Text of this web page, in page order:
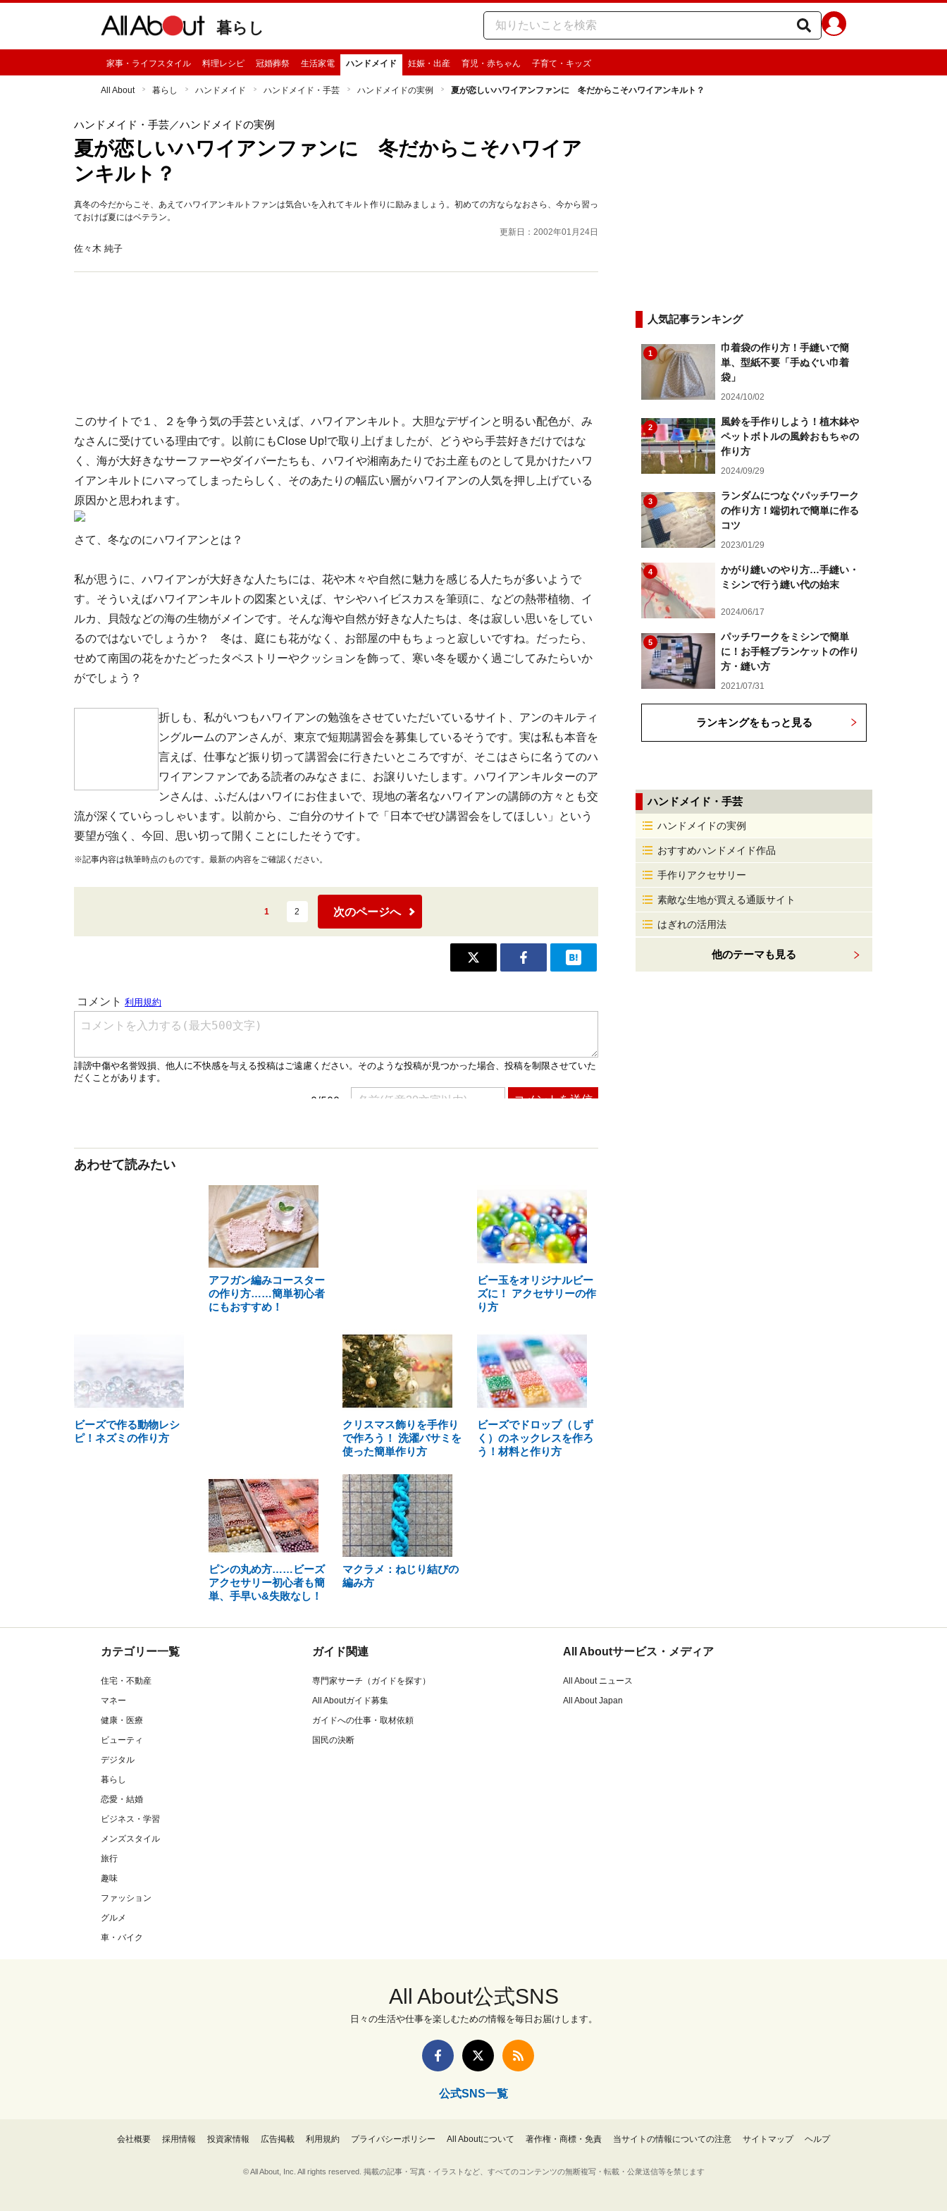
暮らし
家事・ライフスタイル 料理レシピ 冠婚葬祭 生活家電 ハンドメイド 妊娠・出産 育児・赤ちゃん 子育て・キッズ
All About 暮らし ハンドメイド ハンドメイド・手芸 ハンドメイドの実例 夏が恋しいハワイアンファンに 冬だからこそハワイアンキルト？
ハンドメイド・手芸／ハンドメイドの実例
夏が恋しいハワイアンファンに 冬だからこそハワイア
ンキルト？
真冬の今だからこそ、あえてハワイアンキルトファンは気合いを入れてキルト作りに励みましょう。初めての方ならなおさら、今から習っ
ておけば夏にはベテラン。
更新日：2002年01月24日
佐々木 純子
このサイトで１、２を争う気の手芸といえば、ハワイアンキルト。大胆なデザインと明るい配色が、み
なさんに受けている理由です。以前にもClose Up!で取り上げましたが、どうやら手芸好きだけではな
く、海が大好きなサーファーやダイバーたちも、ハワイや湘南あたりでお土産ものとして見かけたハワ
イアンキルトにハマってしまったらしく、そのあたりの幅広い層がハワイアンの人気を押し上げている
原因かと思われます。
さて、冬なのにハワイアンとは？
私が思うに、ハワイアンが大好きな人たちには、花や木々や自然に魅力を感じる人たちが多いようで
す。そういえばハワイアンキルトの図案といえば、ヤシやハイビスカスを筆頭に、などの熱帯植物、イ
ルカ、貝殻などの海の生物がメインです。そんな海や自然が好きな人たちは、冬は寂しい思いをしてい
るのではないでしょうか？ 冬は、庭にも花がなく、お部屋の中もちょっと寂しいですね。だったら、
せめて南国の花をかたどったタペストリーやクッションを飾って、寒い冬を暖かく過ごしてみたらいか
がでしょう？
折しも、私がいつもハワイアンの勉強をさせていただいているサイト、アンのキルティ
ングルームのアンさんが、東京で短期講習会を募集しているそうです。実は私も本音を
言えば、仕事など振り切って講習会に行きたいところですが、そこはさらに名うてのハ
ワイアンファンである読者のみなさまに、お譲りいたします。ハワイアンキルターのア
ンさんは、ふだんはハワイにお住まいで、現地の著名なハワイアンの講師の方々とも交
流が深くていらっしゃいます。以前から、ご自分のサイトで「日本でぜひ講習会をしてほしい」という
要望が強く、今回、思い切って開くことにしたそうです。
※記事内容は執筆時点のものです。最新の内容をご確認ください。
1 2 次のページへ
あわせて読みたい
アフガン編みコースター
の作り方……簡単初心者
にもおすすめ！
ビー玉をオリジナルビー
ズに！ アクセサリーの作
り方
ビーズで作る動物レシ
ピ！ネズミの作り方
クリスマス飾りを手作り
で作ろう！ 洗濯バサミを
使った簡単作り方
ビーズでドロップ（しず
く）のネックレスを作ろ
う！材料と作り方
ピンの丸め方……ビーズ
アクセサリー初心者も簡
単、手早い&失敗なし！
マクラメ：ねじり結びの
編み方
人気記事ランキング
1
巾着袋の作り方！手縫いで簡
単、型紙不要「手ぬぐい巾着
袋」
2024/10/02
2
風鈴を手作りしよう！植木鉢や
ペットボトルの風鈴おもちゃの
作り方
2024/09/29
3
ランダムにつなぐパッチワーク
の作り方！端切れで簡単に作る
コツ
2023/01/29
4
かがり縫いのやり方…手縫い・
ミシンで行う縫い代の始末
2024/06/17
5
パッチワークをミシンで簡単
に！お手軽ブランケットの作り
方・縫い方
2021/07/31
ランキングをもっと見る
ハンドメイド・手芸
ハンドメイドの実例
おすすめハンドメイド作品
手作りアクセサリー
素敵な生地が買える通販サイト
はぎれの活用法
他のテーマも見る
カテゴリー一覧
住宅・不動産
マネー
健康・医療
ビューティ
デジタル
暮らし
恋愛・結婚
ビジネス・学習
メンズスタイル
旅行
趣味
ファッション
グルメ
車・バイク
ガイド関連
専門家サーチ（ガイドを探す）
All Aboutガイド募集
ガイドへの仕事・取材依頼
国民の決断
All Aboutサービス・メディア
All About ニュース
All About Japan
All About公式SNS
日々の生活や仕事を楽しむための情報を毎日お届けします。
公式SNS一覧
会社概要 採用情報 投資家情報 広告掲載 利用規約 プライバシーポリシー All Aboutについて 著作権・商標・免責 当サイトの情報についての注意 サイトマップ ヘルプ
© All About, Inc. All rights reserved. 掲載の記事・写真・イラストなど、すべてのコンテンツの無断複写・転載・公衆送信等を禁じます